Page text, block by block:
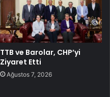
TTB ve Barolar, CHP’yi
Ziyaret Etti
Ağustos 7, 2026